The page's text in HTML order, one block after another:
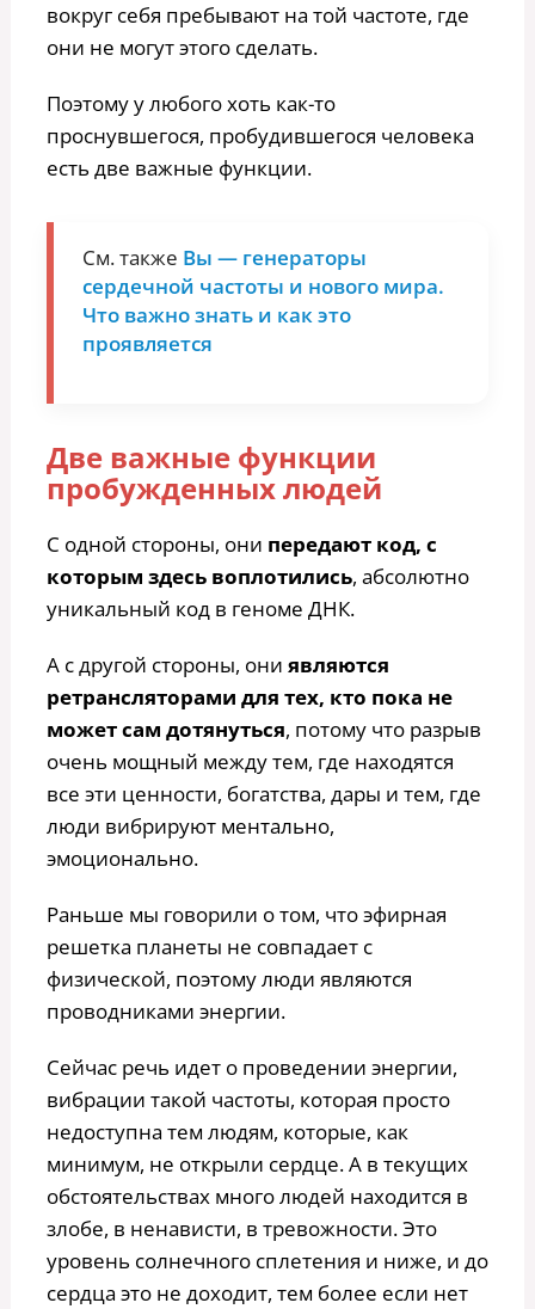
вокруг себя пребывают на той частоте, где
они не могут этого сделать.
Поэтому у любого хоть как-то
проснувшегося, пробудившегося человека
есть две важные функции.
См. также Вы — генераторы
сердечной частоты и нового мира.
Что важно знать и как это
проявляется
Две важные функции
пробужденных людей
С одной стороны, они передают код, с
которым здесь воплотились, абсолютно
уникальный код в геноме ДНК.
А с другой стороны, они являются
ретрансляторами для тех, кто пока не
может сам дотянуться, потому что разрыв
очень мощный между тем, где находятся
все эти ценности, богатства, дары и тем, где
люди вибрируют ментально,
эмоционально.
Раньше мы говорили о том, что эфирная
решетка планеты не совпадает с
физической, поэтому люди являются
проводниками энергии.
Сейчас речь идет о проведении энергии,
вибрации такой частоты, которая просто
недоступна тем людям, которые, как
минимум, не открыли сердце. А в текущих
обстоятельствах много людей находится в
злобе, в ненависти, в тревожности. Это
уровень солнечного сплетения и ниже, и до
сердца это не доходит, тем более если нет